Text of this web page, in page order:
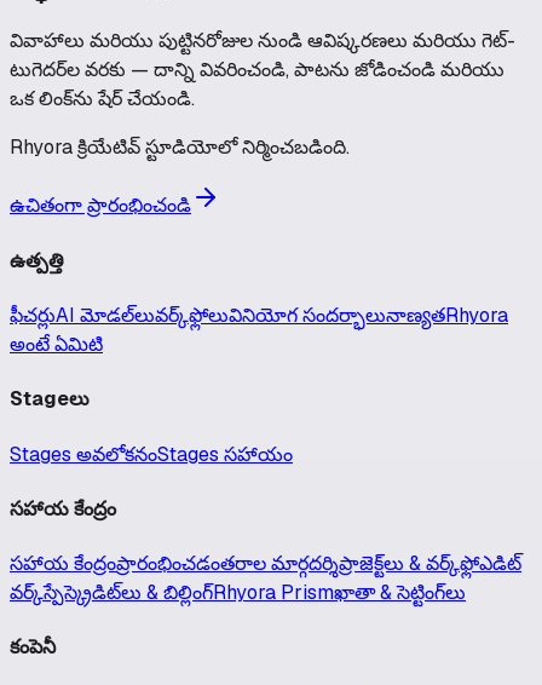
వివాహాలు మరియు పుట్టినరోజుల నుండి ఆవిష్కరణలు మరియు గెట్-
టుగెదర్‌ల వరకు — దాన్ని వివరించండి, పాటను జోడించండి మరియు
ఒక లింక్‌ను షేర్ చేయండి.
Rhyora క్రియేటివ్ స్టూడియోలో నిర్మించబడింది.
ఉచితంగా ప్రారంభించండి
ఉత్పత్తి
ఫీచర్లుAI మోడల్‌లువర్క్‌ఫ్లోలువినియోగ సందర్భాలునాణ్యతRhyora
అంటే ఏమిటి
Stageలు
Stages అవలోకనంStages సహాయం
సహాయ కేంద్రం
సహాయ కేంద్రంప్రారంభించడంతరాల మార్గదర్శిప్రాజెక్ట్‌లు & వర్క్‌ఫ్లోఎడిట్
వర్క్‌స్పేస్క్రెడిట్‌లు & బిల్లింగ్Rhyora Prismఖాతా & సెట్టింగ్‌లు
కంపెనీ